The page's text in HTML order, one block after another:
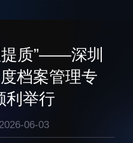
生物医药与技术研究所
脑认知与脑疾病研究所
合成生物学研究所
材料人工智能研究所
提质”——深圳
档案管理专
利举行
06-03